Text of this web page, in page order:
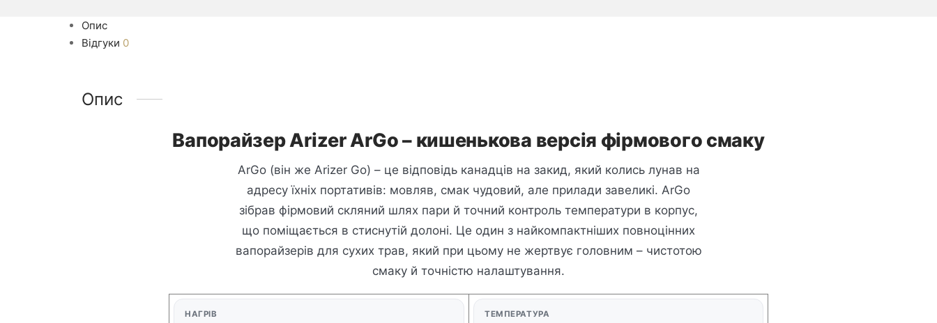
Опис
Відгуки 0
Опис
Вапорайзер Arizer ArGo – кишенькова версія фірмового смаку
ArGo (він же Arizer Go) – це відповідь канадців на закид, який колись лунав на
адресу їхніх портативів: мовляв, смак чудовий, але прилади завеликі. ArGo
зібрав фірмовий скляний шлях пари й точний контроль температури в корпус,
що поміщається в стиснутій долоні. Це один з найкомпактніших повноцінних
вапорайзерів для сухих трав, який при цьому не жертвує головним – чистотою
смаку й точністю налаштування.
НАГРІВ ТЕМПЕРАТУРА